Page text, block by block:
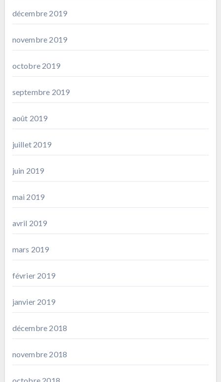
décembre 2019
novembre 2019
octobre 2019
septembre 2019
août 2019
juillet 2019
juin 2019
mai 2019
avril 2019
mars 2019
février 2019
janvier 2019
décembre 2018
novembre 2018